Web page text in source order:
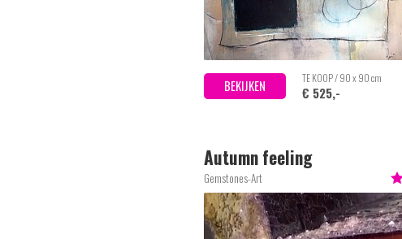
BEKIJKEN TE KOOP / 90 x 90 cm
€ 525,-
Gemstones-Art
Autumn feeling